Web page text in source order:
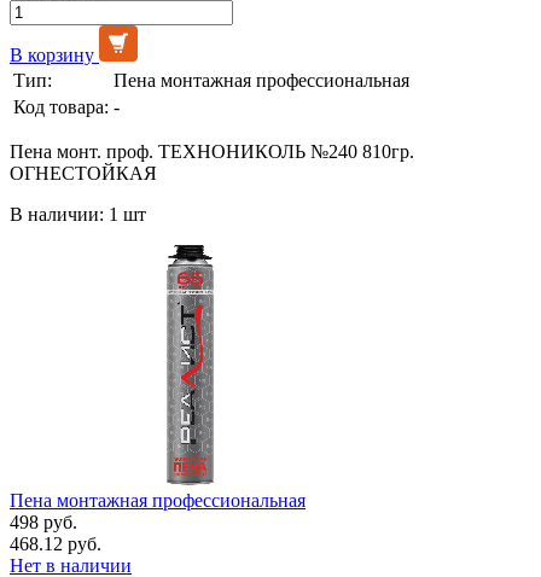
В корзину
Тип:
Пена монтажная профессиональная
Код товара: -
Пена монт. проф. ТЕХНОНИКОЛЬ №240 810гр.
ОГНЕСТОЙКАЯ
В наличии: 1 шт
Пена монтажная профессиональная
498 руб.
468.12 руб.
Нет в наличии